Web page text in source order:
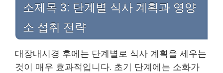
소제목 3: 단계별 식사 계획과 영양
소 섭취 전략
대장내시경 후에는 단계별로 식사 계획을 세우는
것이 매우 효과적입니다. 초기 단계에는 소화가